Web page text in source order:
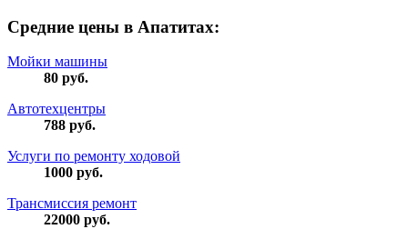
Средние цены в Апатитах:
Мойки машины
80 руб.
Автотехцентры
788 руб.
Услуги по ремонту ходовой
1000 руб.
Трансмиссия ремонт
22000 руб.